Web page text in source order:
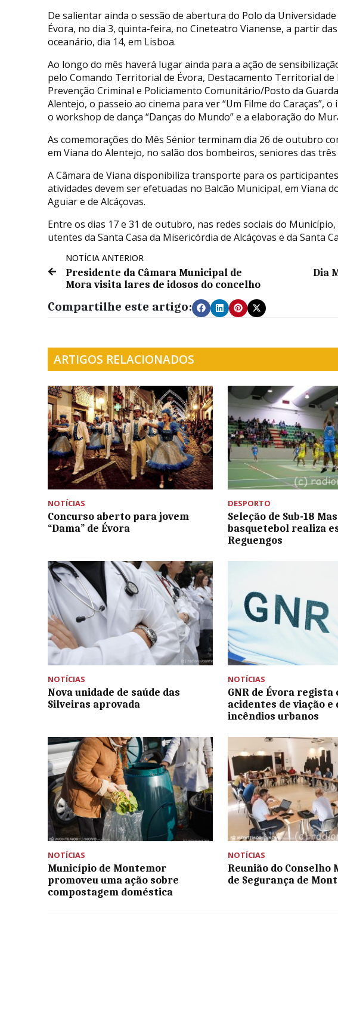
De salientar ainda o sessão de abertura do Polo da
Évora, no dia 3, quinta-feira, no Cineteatro Vianense, a partir
oceanário, dia 14, em Lisboa.
Ao longo do mês haverá lugar ainda para a ação de
pelo Comando Territorial de Évora, Destacamento Territorial
Prevenção Criminal e Policiamento Comunitário/Posto da
Alentejo, o passeio ao cinema para ver “Um Filme do Caraças”,
o workshop de dança “Danças do Mundo” e a elaboração do
As comemorações do Mês Sénior terminam dia 26 de outubro
em Viana do Alentejo, no salão dos bombeiros, seniores das
A Câmara de Viana disponibiliza transporte para os
atividades devem ser efetuadas no Balcão Municipal, em Viana
Aguiar e de Alcáçovas.
Entre os dias 17 e 31 de outubro, nas redes sociais do
utentes da Santa Casa da Misericórdia de Alcáçovas e da Santa
NOTÍCIA ANTERIOR
Presidente da Câmara Municipal de
Mora visita lares de idosos do concelho
Dia
Compartilhe este artigo:
ARTIGOS RELACIONADOS
NOTÍCIAS
Concurso aberto para jovem
“Dama” de Évora
DESPORTO
Seleção de Sub-18
basquetebol realiza
Reguengos
NOTÍCIAS
Nova unidade de saúde das
Silveiras aprovada
NOTÍCIAS
GNR de Évora regista
acidentes de viação e
incêndios urbanos
NOTÍCIAS
Município de Montemor
promoveu uma ação sobre
compostagem doméstica
NOTÍCIAS
Reunião do Conselho
de Segurança de